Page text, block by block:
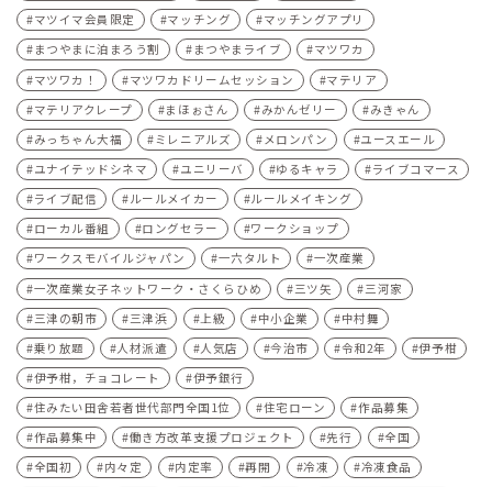
マツイマ会員限定
マッチング
マッチングアプリ
まつやまに泊まろう割
まつやまライブ
マツワカ
マツワカ！
マツワカドリームセッション
マテリア
マテリアクレープ
まほぉさん みかんゼリー
みきゃん
みっちゃん大福
ミレニアルズ メロンパン
ユースエール
ユナイテッドシネマ
ユニリーバ ゆるキャラ
ライブコマース
ライブ配信
ルールメイカー
ルールメイキング
ローカル番組
ロングセラー
ワークショップ
ワークスモバイルジャパン
一六タルト
一次産業
一次産業女子ネットワーク・さくらひめ
三ツ矢
三河家
三津の朝市
三津浜 上級 中小企業
中村舞
乗り放題
人材派遣 人気店 今治市 令和2年
伊予柑
伊予柑，チョコレート
伊予銀行
住みたい田舎若者世代部門全国1位
住宅ローン
作品募集
作品募集中
働き方改革支援プロジェクト 先行
全国
全国初
内々定 内定率 再開 冷凍
冷凍食品